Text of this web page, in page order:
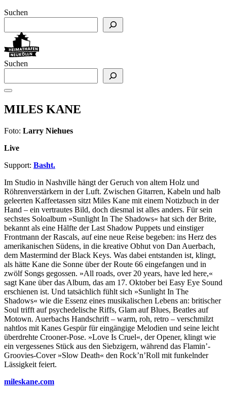
Suchen
Suchen
MILES KANE
Foto: Larry Niehues
Live
Support: Basht.
Im Studio in Nashville hängt der Geruch von altem Holz und
Röhrenverstärkern in der Luft. Zwischen Gitarren, Kabeln und halb
geleerten Kaffeetassen sitzt Miles Kane mit einem Notizbuch in der
Hand – ein vertrautes Bild, doch diesmal ist alles anders. Für sein
sechstes Soloalbum »Sunlight In The Shadows« hat sich der Brite,
bekannt als eine Hälfte der Last Shadow Puppets und einstiger
Frontmann der Rascals, auf eine neue Reise begeben: ins Herz des
amerikanischen Südens, in die kreative Obhut von Dan Auerbach,
dem Mastermind der Black Keys. Was dabei entstanden ist, klingt,
als hätte Kane die Sonne über der Route 66 eingefangen und in
zwölf Songs gegossen. »All roads, over 20 years, have led here,«
sagt Kane über das Album, das am 17. Oktober bei Easy Eye Sound
erschienen ist. Und tatsächlich fühlt sich »Sunlight In The
Shadows« wie die Essenz eines musikalischen Lebens an: britischer
Soul trifft auf psychedelische Riffs, Glam auf Blues, Beatles auf
Motown. Auerbachs Handschrift – warm, roh, retro – verschmilzt
nahtlos mit Kanes Gespür für eingängige Melodien und seine leicht
überdrehte Crooner-Pose. »Love Is Cruel«, der Opener, klingt wie
ein vergessenes Stück aus den Siebzigern, während das Flamin’-
Groovies-Cover »Slow Death« den Rock’n’Roll mit funkelnder
Lässigkeit feiert.
mileskane.com